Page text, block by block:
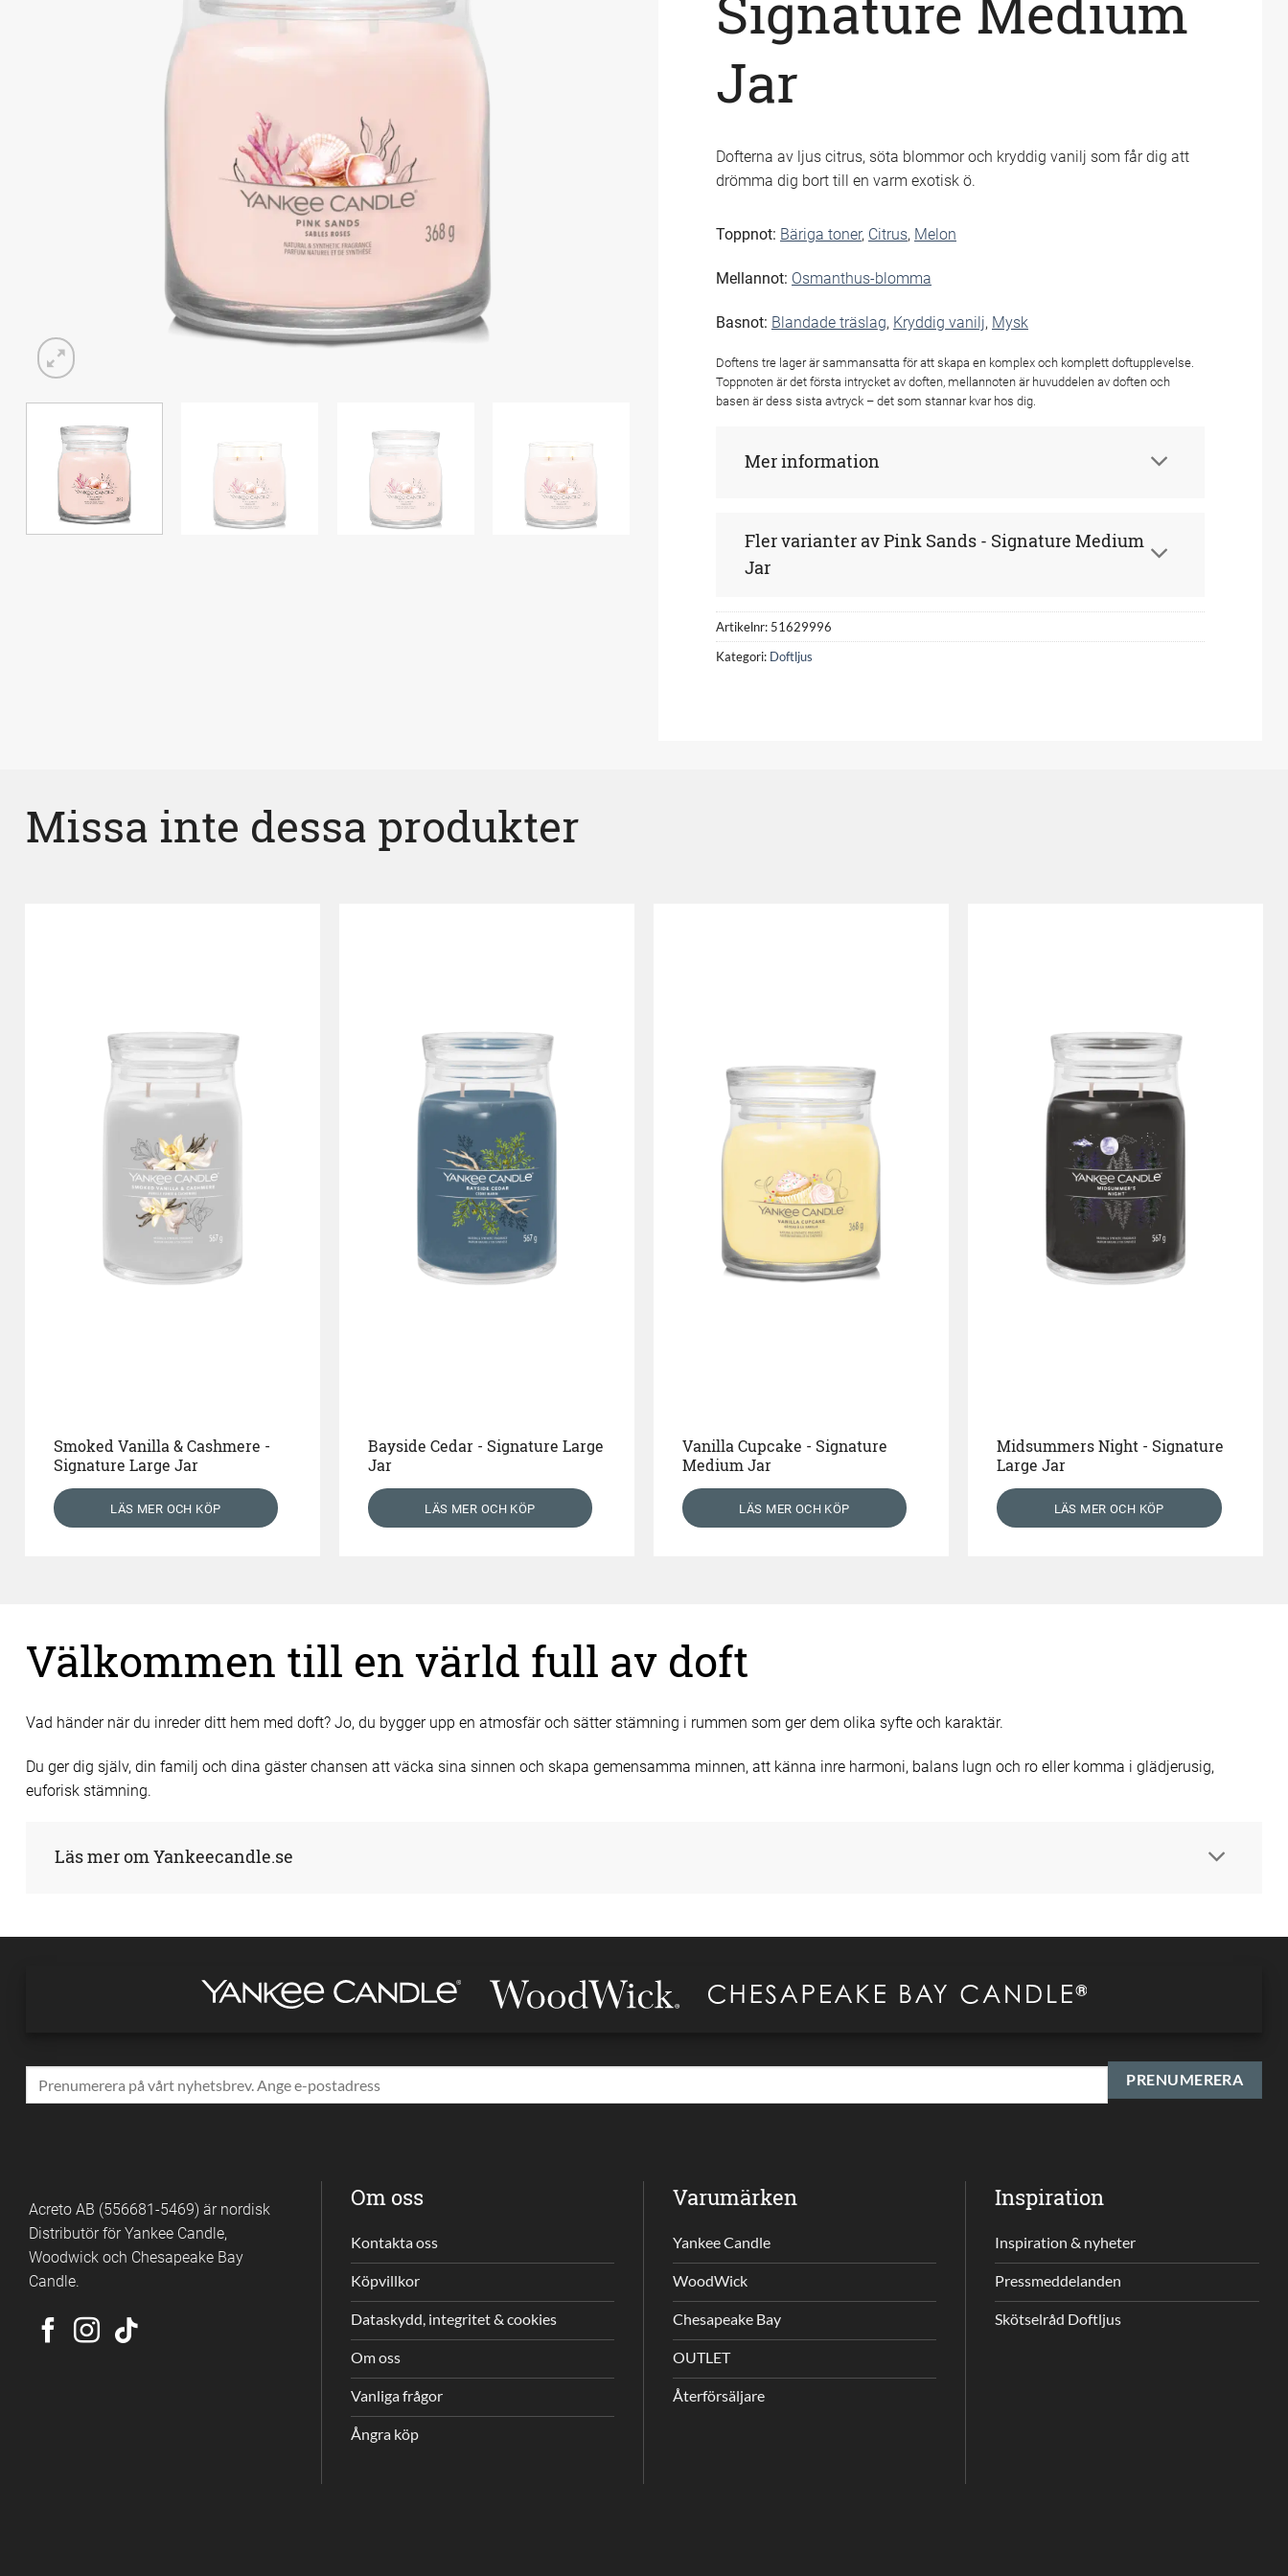
Jar
Dofterna av ljus citrus, söta blommor och kryddig vanilj som får dig att
drömma dig bort till en varm exotisk ö.
Toppnot: Bäriga toner, Citrus, Melon
Mellannot: Osmanthus-blomma
Basnot: Blandade träslag, Kryddig vanilj, Mysk
Doftens tre lager är sammansatta för att skapa en komplex och komplett doftupplevelse.
Toppnoten är det första intrycket av doften, mellannoten är huvuddelen av doften och
basen är dess sista avtryck – det som stannar kvar hos dig.
Mer information
Fler varianter av Pink Sands - Signature Medium
Jar
Artikelnr: 51629996
Kategori: Doftljus
Missa inte dessa produkter
Smoked Vanilla & Cashmere -
Signature Large Jar
LÄS MER OCH KÖP
Bayside Cedar - Signature Large
Jar
LÄS MER OCH KÖP
Vanilla Cupcake - Signature
Medium Jar
LÄS MER OCH KÖP
Midsummers Night - Signature
Large Jar
LÄS MER OCH KÖP
Välkommen till en värld full av doft
Vad händer när du inreder ditt hem med doft? Jo, du bygger upp en atmosfär och sätter stämning i rummen som ger dem olika syfte och karaktär.
Du ger dig själv, din familj och dina gäster chansen att väcka sina sinnen och skapa gemensamma minnen, att känna inre harmoni, balans lugn och ro eller komma i glädjerusig,
euforisk stämning.
Läs mer om Yankeecandle.se
Acreto AB (556681-5469) är nordisk
Distributör för Yankee Candle,
Woodwick och Chesapeake Bay
Candle.
Om oss
Kontakta oss
Köpvillkor
Dataskydd, integritet & cookies
Om oss
Vanliga frågor
Ångra köp
Varumärken
Yankee Candle
WoodWick
Chesapeake Bay
OUTLET
Återförsäljare
Inspiration
Inspiration & nyheter
Pressmeddelanden
Skötselråd Doftljus